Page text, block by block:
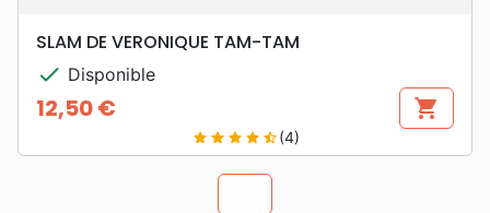
SLAM DE VERONIQUE TAM-TAM
check Disponible
Prix
12,50 € shopping_cart
star star star star star_half(4)